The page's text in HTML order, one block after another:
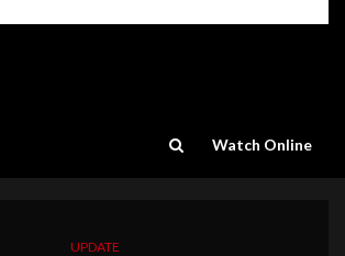
Watch Online
UPDATE